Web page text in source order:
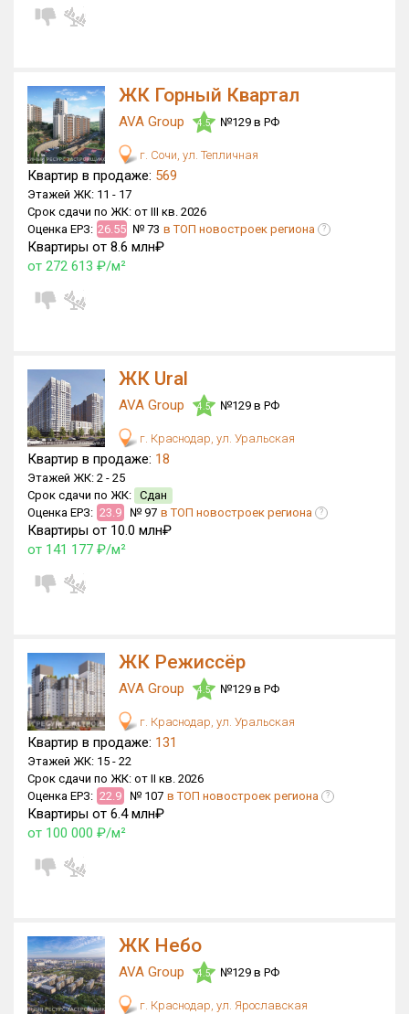
ЖК Горный Квартал
AVA Group 4.5 №129 в РФ
г. Сочи, ул. Тепличная
Квартир в продаже: 569
Этажей ЖК: 11 - 17
Срок сдачи по ЖК: от III кв. 2026
Оценка ЕРЗ: 26.55 № 73 в ТОП новостроек региона ?
Квартиры от 8.6 млн₽
от 272 613 ₽/м²
ЖК Ural
AVA Group 4.5 №129 в РФ
г. Краснодар, ул. Уральская
Квартир в продаже: 18
Этажей ЖК: 2 - 25
Срок сдачи по ЖК: Сдан
Оценка ЕРЗ: 23.9 № 97 в ТОП новостроек региона ?
Квартиры от 10.0 млн₽
от 141 177 ₽/м²
ЖК Режиссёр
AVA Group 4.5 №129 в РФ
г. Краснодар, ул. Уральская
Квартир в продаже: 131
Этажей ЖК: 15 - 22
Срок сдачи по ЖК: от II кв. 2026
Оценка ЕРЗ: 22.9 № 107 в ТОП новостроек региона ?
Квартиры от 6.4 млн₽
от 100 000 ₽/м²
ЖК Небо
AVA Group 4.5 №129 в РФ
г. Краснодар, ул. Ярославская